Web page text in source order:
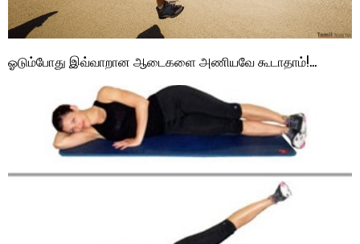
ஓடும்போது இவ்வாறான ஆடைகளை அணியவே கூடாதாம்!…